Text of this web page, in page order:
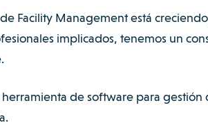
Facility Managementestá
implicados, tenemos un
.
herramienta de software para